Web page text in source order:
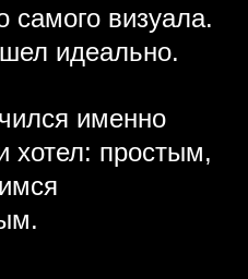
самого визуала.
идеально.
именно
хотел: простым,